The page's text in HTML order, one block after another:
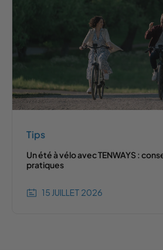
Tips
Un été à vélo avec TENWAYS :
pratiques
15 JUILLET 2026